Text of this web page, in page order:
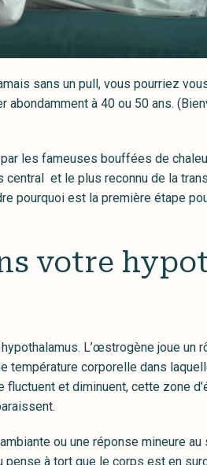
sans un pull, vous pourriez
à 40 ou 50 ans.
les fameuses bouffées de
et le plus reconnu de la
pourquoi est la première étape
votre
L’œstrogène joue un
température corporelle dans
et diminuent, cette zone
ou une réponse mineure
pense à tort que le corps est en